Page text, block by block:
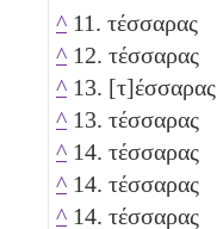
^ 11. τέσσαρας
^ 12. τέσσαρας
^ 13. [τ]έσσαρας
^ 13. τέσσαρας
^ 14. τέσσαρας
^ 14. τέσσαρας
^ 14. τέσσαρας